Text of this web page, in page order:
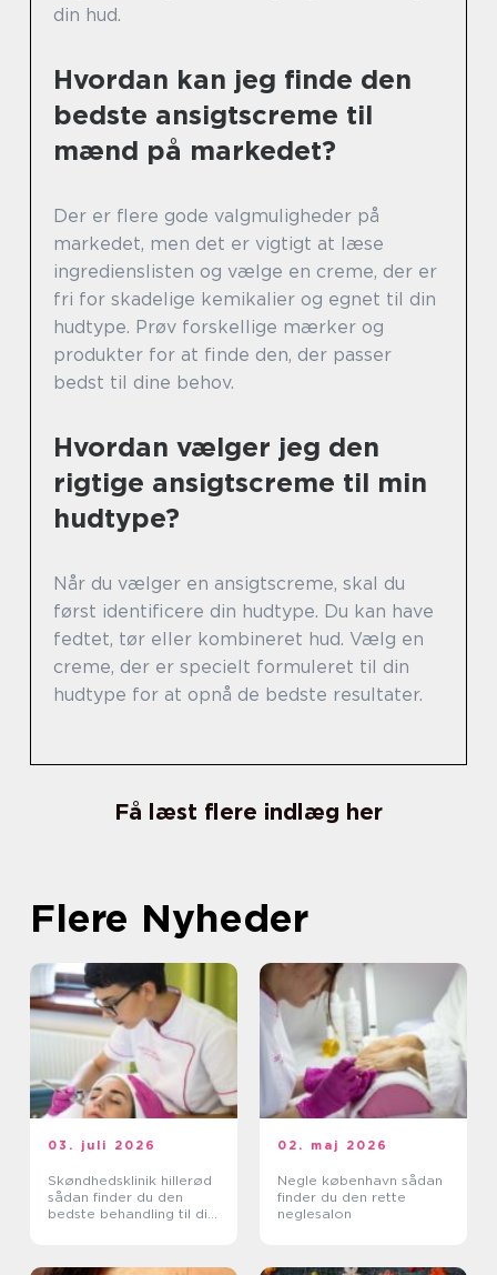
din hud.
Hvordan kan jeg finde den
bedste ansigtscreme til
mænd på markedet?
Der er flere gode valgmuligheder på
markedet, men det er vigtigt at læse
ingredienslisten og vælge en creme, der er
fri for skadelige kemikalier og egnet til din
hudtype. Prøv forskellige mærker og
produkter for at finde den, der passer
bedst til dine behov.
Hvordan vælger jeg den
rigtige ansigtscreme til min
hudtype?
Når du vælger en ansigtscreme, skal du
først identificere din hudtype. Du kan have
fedtet, tør eller kombineret hud. Vælg en
creme, der er specielt formuleret til din
hudtype for at opnå de bedste resultater.
Få læst flere indlæg her
Flere Nyheder
03. juli 2026
Skøndhedsklinik hillerød
sådan finder du den
bedste behandling til din
02. maj 2026
Negle københavn sådan
finder du den rette
neglesalon